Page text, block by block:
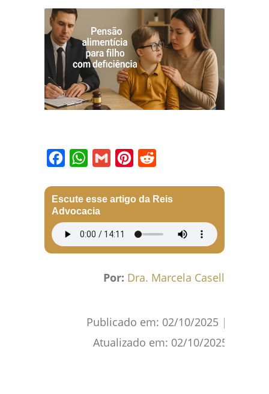
Escute esse artigo da Reis
Advocacia
Por: Dra. Marcela Caselli
Publicado em: 02/10/2025 |
Atualizado em: 02/10/2025